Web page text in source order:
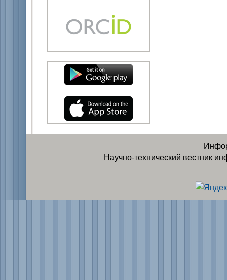
Научно-технический вестник